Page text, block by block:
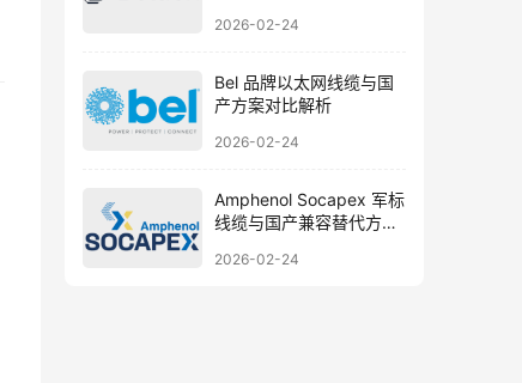
2026-02-24
Bel 品牌以太网线缆与国
产方案对比解析
2026-02-24
Amphenol Socapex 军标
线缆与国产兼容替代方案
2026-02-24